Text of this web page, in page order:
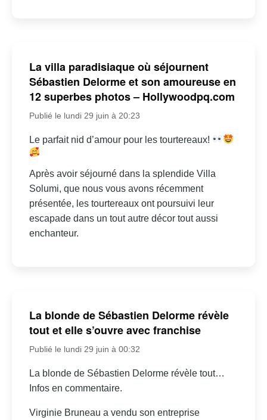
La villa paradisiaque où séjournent
Sébastien Delorme et son amoureuse en
12 superbes photos – Hollywoodpq.com
Publié le lundi 29 juin à 20:23
Le parfait nid d’amour pour les tourtereaux!
Après avoir séjourné dans la splendide Villa
Solumi, que nous vous avons récemment
présentée, les tourtereaux ont poursuivi leur
escapade dans un tout autre décor tout aussi
enchanteur.
La blonde de Sébastien Delorme révèle
tout et elle s’ouvre avec franchise
Publié le lundi 29 juin à 00:32
La blonde de Sébastien Delorme révèle tout…
Infos en commentaire.
Virginie Bruneau a vendu son entreprise